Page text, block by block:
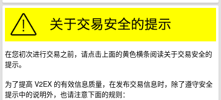
在您初次进行交易之前，请点击上面的黄色横条阅读关于交易安全的
提示。
为了提高 V2EX 的有效信息质量，在发布交易信息时，除了遵守安全
提示中的说明外，也请注意下面的规则：